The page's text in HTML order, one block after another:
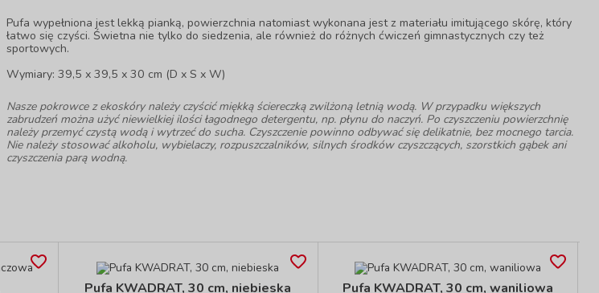
Pufa wypełniona jest lekką pianką, powierzchnia natomiast wykonana jest z materiału imitującego skórę, który
łatwo się czyści. Świetna nie tylko do siedzenia, ale również do różnych ćwiczeń gimnastycznych czy też
sportowych.
Wymiary: 39,5 x 39,5 x 30 cm (D x S x W)
Nasze pokrowce z ekoskóry należy czyścić miękką ściereczką zwilżoną letnią wodą. W przypadku większych
zabrudzeń można użyć niewielkiej ilości łagodnego detergentu, np. płynu do naczyń. Po czyszczeniu powierzchnię
należy przemyć czystą wodą i wytrzeć do sucha. Czyszczenie powinno odbywać się delikatnie, bez mocnego tarcia.
Nie należy stosować alkoholu, wybielaczy, rozpuszczalników, silnych środków czyszczących, szorstkich gąbek ani
czyszczenia parą wodną.
Pufa KWADRAT, 30 cm, niebieska Pufa KWADRAT, 30 cm, waniliowa